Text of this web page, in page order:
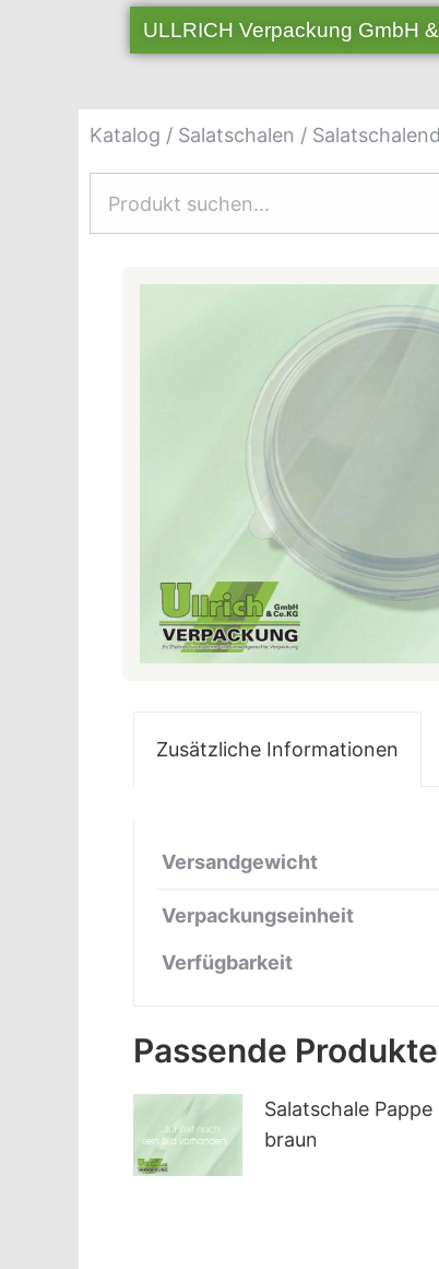
ULLRICH Verpackung GmbH
Katalog / Salatschalen /
Zusätzliche Informationen
Versandgewicht
Verpackungseinheit
Verfügbarkeit
Passende
Salatschale Pappe
braun